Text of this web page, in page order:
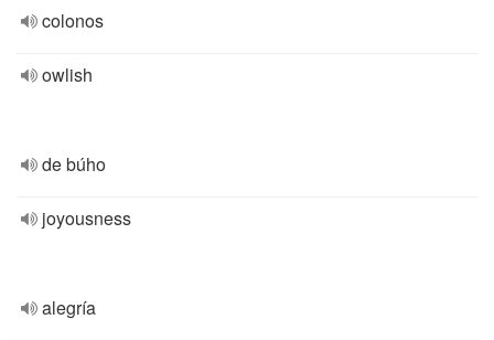
colonos
owlish
de búho
joyousness
alegría